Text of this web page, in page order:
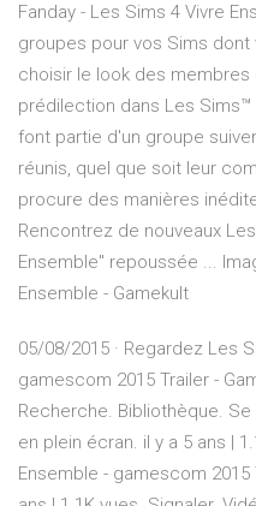
Fanday - Les Sims 4 Vivre
groupes pour vos Sims
choisir le look des
prédilection dans Les Sims™
font partie d'un groupe
réunis, quel que soit leur
procure des manières
Rencontrez de nouveaux
Ensemble" repoussée ...
Ensemble - Gamekult
05/08/2015 · Regardez Les
gamescom 2015 Trailer -
Recherche. Bibliothèque.
en plein écran. il y a 5 ans |
Ensemble - gamescom 2015